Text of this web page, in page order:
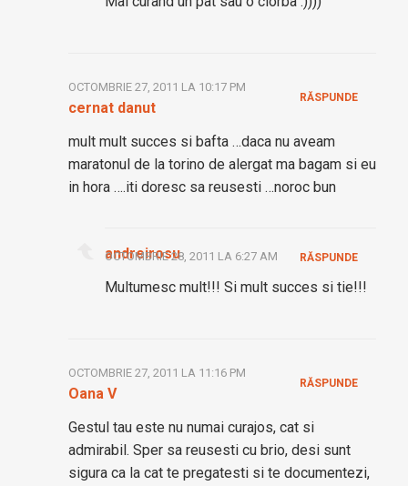
cernat danut
OCTOMBRIE 27, 2011 LA 10:17 PM
mult mult succes si bafta …daca nu aveam
maratonul de la torino de alergat ma bagam si eu
in hora ….iti doresc sa reusesti …noroc bun
RĂSPUNDE
andreirosu
OCTOMBRIE 28, 2011 LA 6:27 AM
Multumesc mult!!! Si mult succes si tie!!!
RĂSPUNDE
Oana V
OCTOMBRIE 27, 2011 LA 11:16 PM
Gestul tau este nu numai curajos, cat si
admirabil. Sper sa reusesti cu brio, desi sunt
sigura ca la cat te pregatesti si te documentezi,
RĂSPUNDE